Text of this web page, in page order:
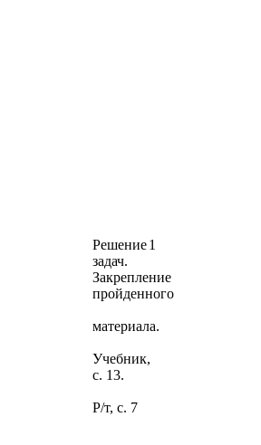
Решение
задач.
Закрепление
пройденного
материала.
Учебник,
с. 13.
Р/т, с. 7
1